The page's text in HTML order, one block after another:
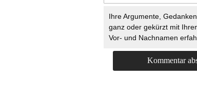
Ihre Argumente,
ganz oder gekürzt mit
Vor- und Nachnamen